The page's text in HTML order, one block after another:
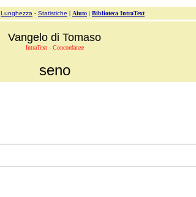
Lunghezza - Statistiche | Aiuto | Biblioteca IntraText
Vangelo di Tomaso
IntraText - Concordanze
seno